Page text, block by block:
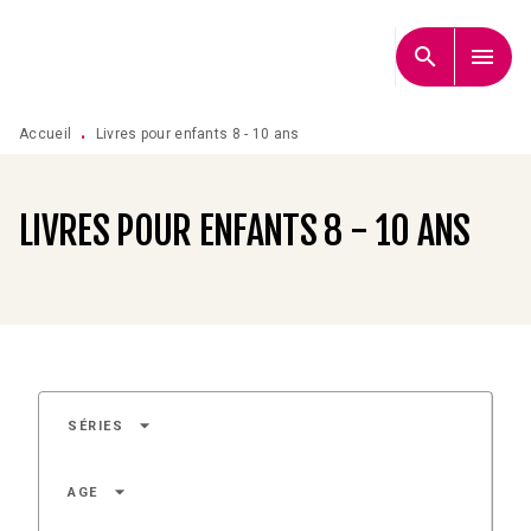
search menu
Accueil • Livres pour enfants 8 - 10 ans
LIVRES POUR ENFANTS 8 - 10 ANS
SÉRIES arrow_drop_down
AGE arrow_drop_down